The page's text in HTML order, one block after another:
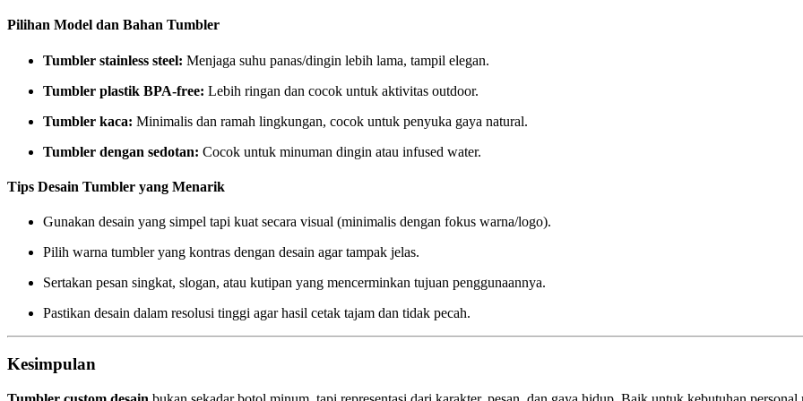
Pilihan Model dan Bahan Tumbler
Tumbler stainless steel: Menjaga suhu panas/dingin lebih lama, tampil elegan.
Tumbler plastik BPA-free: Lebih ringan dan cocok untuk aktivitas outdoor.
Tumbler kaca: Minimalis dan ramah lingkungan, cocok untuk penyuka gaya natural.
Tumbler dengan sedotan: Cocok untuk minuman dingin atau infused water.
Tips Desain Tumbler yang Menarik
Gunakan desain yang simpel tapi kuat secara visual (minimalis dengan fokus warna/logo).
Pilih warna tumbler yang kontras dengan desain agar tampak jelas.
Sertakan pesan singkat, slogan, atau kutipan yang mencerminkan tujuan penggunaannya.
Pastikan desain dalam resolusi tinggi agar hasil cetak tajam dan tidak pecah.
Kesimpulan